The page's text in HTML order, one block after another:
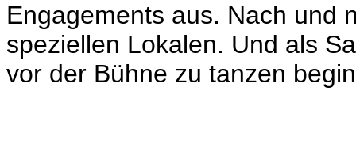
Engagements aus. Nach und
speziellen Lokalen. Und als
vor der Bühne zu tanzen